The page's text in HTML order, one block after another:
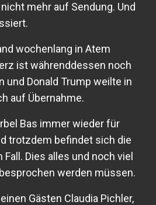
mehr auf Sendung. Und
wochenlang in Atem
ist währenddessen noch
und Donald Trump weilte in
auf Übernahme.
Bas immer wieder für
trotzdem befindet sich die
Dies alles und noch viel
werden müssen.
Gästen Claudia Pichler,